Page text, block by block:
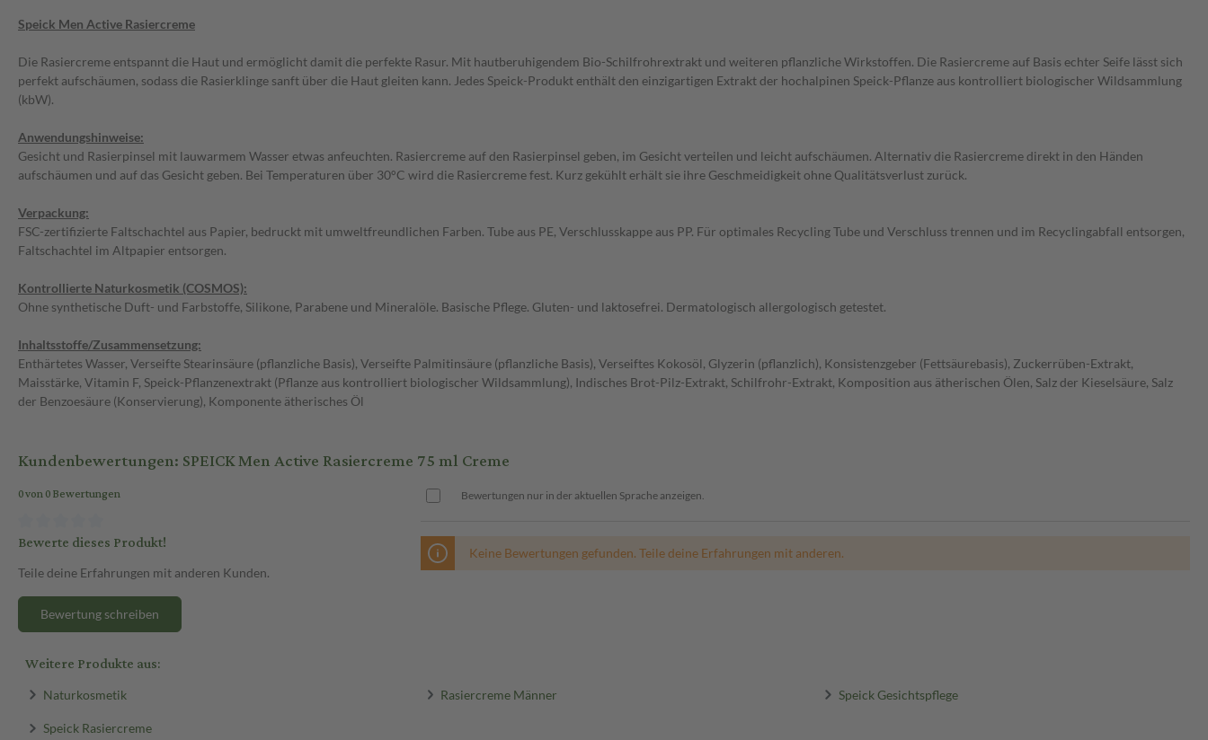
Speick Men Active Rasiercreme
Die Rasiercreme entspannt die Haut und ermöglicht damit die perfekte Rasur. Mit hautberuhigendem Bio-Schilfrohrextrakt und weiteren pflanzliche Wirkstoffen. Die Rasiercreme auf Basis echter Seife lässt sich
perfekt aufschäumen, sodass die Rasierklinge sanft über die Haut gleiten kann. Jedes Speick-Produkt enthält den einzigartigen Extrakt der hochalpinen Speick-Pflanze aus kontrolliert biologischer Wildsammlung
(kbW).
Anwendungshinweise:
Gesicht und Rasierpinsel mit lauwarmem Wasser etwas anfeuchten. Rasiercreme auf den Rasierpinsel geben, im Gesicht verteilen und leicht aufschäumen. Alternativ die Rasiercreme direkt in den Händen
aufschäumen und auf das Gesicht geben. Bei Temperaturen über 30°C wird die Rasiercreme fest. Kurz gekühlt erhält sie ihre Geschmeidigkeit ohne Qualitätsverlust zurück.
Verpackung:
FSC-zertifizierte Faltschachtel aus Papier, bedruckt mit umweltfreundlichen Farben. Tube aus PE, Verschlusskappe aus PP. Für optimales Recycling Tube und Verschluss trennen und im Recyclingabfall entsorgen,
Faltschachtel im Altpapier entsorgen.
Kontrollierte Naturkosmetik (COSMOS):
Ohne synthetische Duft- und Farbstoffe, Silikone, Parabene und Mineralöle. Basische Pflege. Gluten- und laktosefrei. Dermatologisch allergologisch getestet.
Inhaltsstoffe/Zusammensetzung:
Enthärtetes Wasser, Verseifte Stearinsäure (pflanzliche Basis), Verseifte Palmitinsäure (pflanzliche Basis), Verseiftes Kokosöl, Glyzerin (pflanzlich), Konsistenzgeber (Fettsäurebasis), Zuckerrüben-Extrakt,
Maisstärke, Vitamin F, Speick-Pflanzenextrakt (Pflanze aus kontrolliert biologischer Wildsammlung), Indisches Brot-Pilz-Extrakt, Schilfrohr-Extrakt, Komposition aus ätherischen Ölen, Salz der Kieselsäure, Salz
der Benzoesäure (Konservierung), Komponente ätherisches Öl
Kundenbewertungen: SPEICK Men Active Rasiercreme 75 ml Creme
0 von 0 Bewertungen
Bewerte dieses Produkt!
Teile deine Erfahrungen mit anderen Kunden.
Bewertung schreiben
Bewertungen nur in der aktuellen Sprache anzeigen.
Keine Bewertungen gefunden. Teile deine Erfahrungen mit anderen.
Weitere Produkte aus:
Naturkosmetik Rasiercreme Männer Speick Gesichtspflege
Speick Rasiercreme